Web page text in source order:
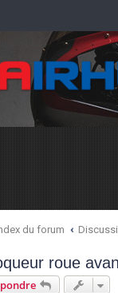
du forum
roue